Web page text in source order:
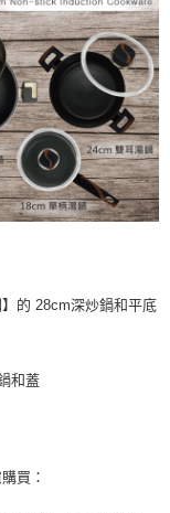
的 28cm深炒鍋和平底
和蓋
買：